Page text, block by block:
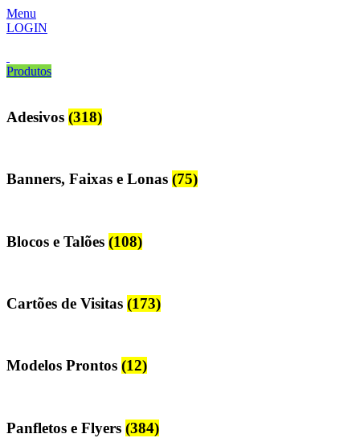
Menu
LOGIN
Produtos
Adesivos (318)
Banners, Faixas e Lonas (75)
Blocos e Talões (108)
Cartões de Visitas (173)
Modelos Prontos (12)
Panfletos e Flyers (384)